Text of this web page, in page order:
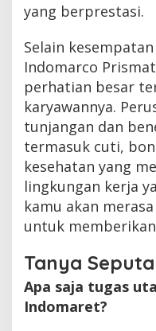
yang berprestasi.
Selain
Indomarco
perhatian besar
karyawannya.
tunjangan dan
termasuk cuti,
kesehatan yang
lingkungan kerja
kamu akan
untuk
Tanya
Apa saja tugas
Indomaret?